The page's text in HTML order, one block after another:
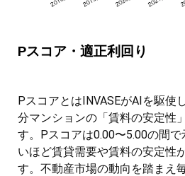
Pスコア・適正利回り
PスコアとはINVASEがAIを駆使
分マンションの「賃料の安定性
す。Pスコアは0.00〜5.00の間
いほど賃貸需要や賃料の安定性
す。不動産市場の動向を踏まえ